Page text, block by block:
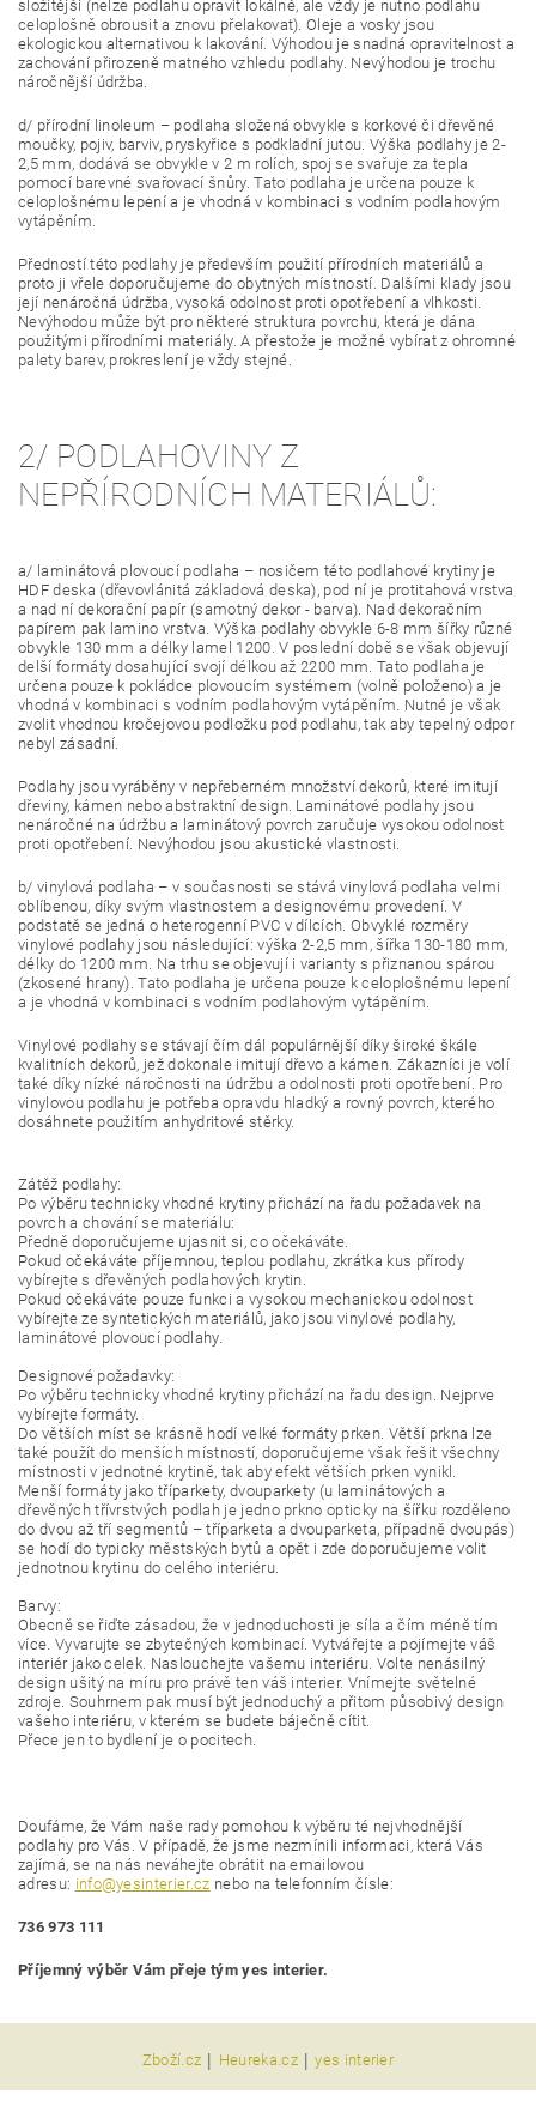
složitější (nelze podlahu opravit lokálně, ale vždy je nutno podlahu
celoplošně obrousit a znovu přelakovat). Oleje a vosky jsou
ekologickou alternativou k lakování. Výhodou je snadná opravitelnost a
zachování přirozeně matného vzhledu podlahy. Nevýhodou je trochu
náročnější údržba.
d/ přírodní linoleum – podlaha složená obvykle s korkové či dřevěné
moučky, pojiv, barviv, pryskyřice s podkladní jutou. Výška podlahy je 2-
2,5 mm, dodává se obvykle v 2 m rolích, spoj se svařuje za tepla
pomocí barevné svařovací šnůry. Tato podlaha je určena pouze k
celoplošnému lepení a je vhodná v kombinaci s vodním podlahovým
vytápěním.
Předností této podlahy je především použití přírodních materiálů a
proto ji vřele doporučujeme do obytných místností. Dalšími klady jsou
její nenáročná údržba, vysoká odolnost proti opotřebení a vlhkosti.
Nevýhodou může být pro některé struktura povrchu, která je dána
použitými přírodními materiály. A přestože je možné vybírat z ohromné
palety barev, prokreslení je vždy stejné.
2/ PODLAHOVINY Z
NEPŘÍRODNÍCH MATERIÁLŮ:
a/ laminátová plovoucí podlaha – nosičem této podlahové krytiny je
HDF deska (dřevovlánitá základová deska), pod ní je protitahová vrstva
a nad ní dekorační papír (samotný dekor - barva). Nad dekoračním
papírem pak lamino vrstva. Výška podlahy obvykle 6-8 mm šířky různé
obvykle 130 mm a délky lamel 1200. V poslední době se však objevují
delší formáty dosahující svojí délkou až 2200 mm. Tato podlaha je
určena pouze k pokládce plovoucím systémem (volně položeno) a je
vhodná v kombinaci s vodním podlahovým vytápěním. Nutné je však
zvolit vhodnou kročejovou podložku pod podlahu, tak aby tepelný odpor
nebyl zásadní.
Podlahy jsou vyráběny v nepřeberném množství dekorů, které imitují
dřeviny, kámen nebo abstraktní design. Laminátové podlahy jsou
nenáročné na údržbu a laminátový povrch zaručuje vysokou odolnost
proti opotřebení. Nevýhodou jsou akustické vlastnosti.
b/ vinylová podlaha – v současnosti se stává vinylová podlaha velmi
oblíbenou, díky svým vlastnostem a designovému provedení. V
podstatě se jedná o heterogenní PVC v dílcích. Obvyklé rozměry
vinylové podlahy jsou následující: výška 2-2,5 mm, šířka 130-180 mm,
délky do 1200 mm. Na trhu se objevují i varianty s přiznanou spárou
(zkosené hrany). Tato podlaha je určena pouze k celoplošnému lepení
a je vhodná v kombinaci s vodním podlahovým vytápěním.
Vinylové podlahy se stávají čím dál populárnější díky široké škále
kvalitních dekorů, jež dokonale imitují dřevo a kámen. Zákazníci je volí
také díky nízké náročnosti na údržbu a odolnosti proti opotřebení. Pro
vinylovou podlahu je potřeba opravdu hladký a rovný povrch, kterého
dosáhnete použitím anhydritové stěrky.
Zátěž podlahy:
Po výběru technicky vhodné krytiny přichází na řadu požadavek na
povrch a chování se materiálu:
Předně doporučujeme ujasnit si, co očekáváte.
Pokud očekáváte příjemnou, teplou podlahu, zkrátka kus přírody
vybírejte s dřevěných podlahových krytin.
Pokud očekáváte pouze funkci a vysokou mechanickou odolnost
vybírejte ze syntetických materiálů, jako jsou vinylové podlahy,
laminátové plovoucí podlahy.
Designové požadavky:
Po výběru technicky vhodné krytiny přichází na řadu design. Nejprve
vybírejte formáty.
Do větších míst se krásně hodí velké formáty prken. Větší prkna lze
také použít do menších místností, doporučujeme však řešit všechny
místnosti v jednotné krytině, tak aby efekt větších prken vynikl.
Menší formáty jako tříparkety, dvouparkety (u laminátových a
dřevěných třívrstvých podlah je jedno prkno opticky na šířku rozděleno
do dvou až tří segmentů – tříparketa a dvouparketa, případně dvoupás)
se hodí do typicky městských bytů a opět i zde doporučujeme volit
jednotnou krytinu do celého interiéru.
Barvy:
Obecně se řiďte zásadou, že v jednoduchosti je síla a čím méně tím
více. Vyvarujte se zbytečných kombinací. Vytvářejte a pojímejte váš
interiér jako celek. Naslouchejte vašemu interiéru. Volte nenásilný
design ušitý na míru pro právě ten váš interier. Vnímejte světelné
zdroje. Souhrnem pak musí být jednoduchý a přitom působivý design
vašeho interiéru, v kterém se budete báječně cítit.
Přece jen to bydlení je o pocitech.
Doufáme, že Vám naše rady pomohou k výběru té nejvhodnější
podlahy pro Vás. V případě, že jsme nezmínili informaci, která Vás
zajímá, se na nás neváhejte obrátit na emailovou
adresu: info@yesinterier.cz nebo na telefonním čísle:
736 973 111
Příjemný výběr Vám přeje tým yes interier.
Zboží.cz | Heureka.cz | yes interier